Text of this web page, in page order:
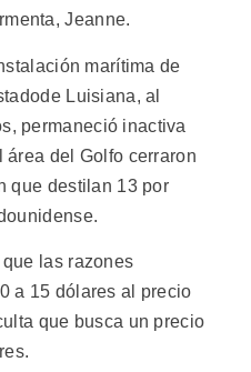
Jeanne.
marítima de
Luisiana, al
permaneció inactiva
área del Golfo cerraron
que destilan 13 por
las razones
a 15 dólares al precio
que busca un precio